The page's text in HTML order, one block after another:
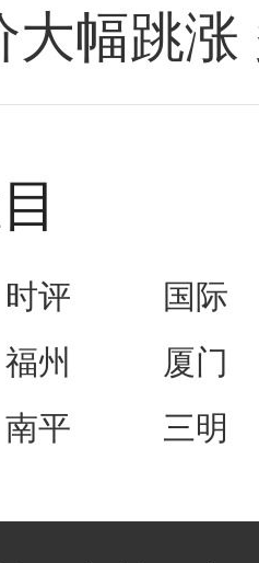
大幅跳
时评
国际
福州
厦门
南平 三明